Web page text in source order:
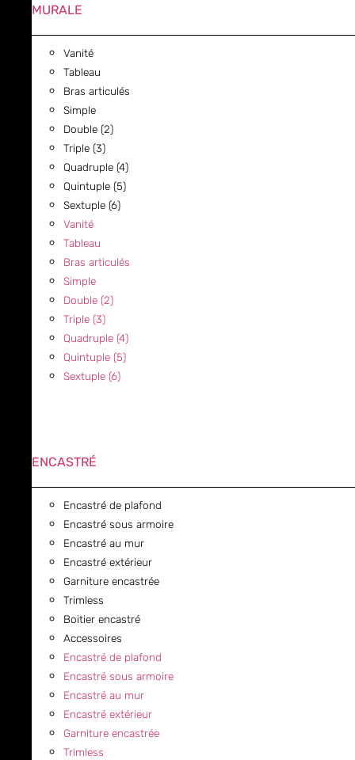
MURALE
Vanité
Tableau
Bras articulés
Simple
Double (2)
Triple (3)
Quadruple (4)
Quintuple (5)
Sextuple (6)
Vanité
Tableau
Bras articulés
Simple
Double (2)
Triple (3)
Quadruple (4)
Quintuple (5)
Sextuple (6)
ENCASTRÉ
Encastré de plafond
Encastré sous armoire
Encastré au mur
Encastré extérieur
Garniture encastrée
Trimless
Boitier encastré
Accessoires
Encastré de plafond
Encastré sous armoire
Encastré au mur
Encastré extérieur
Garniture encastrée
Trimless